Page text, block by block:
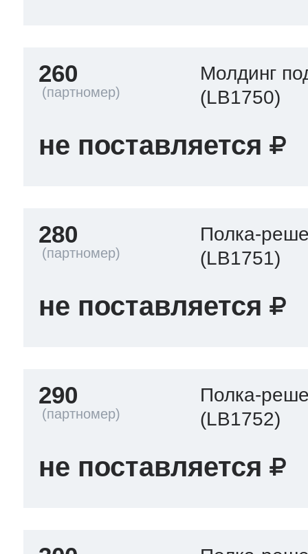
260
Молдинг
(LB1750)
не поставляется
280
Полка-
(LB1751)
не поставляется
290
Полка-
(LB1752)
не поставляется